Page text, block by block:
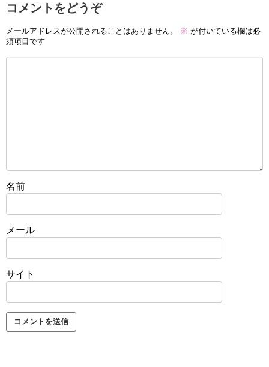
コメントをどうぞ
メールアドレスが公開されることはありません。 ※ が付いている欄は必
須項目です
名前
メール
サイト